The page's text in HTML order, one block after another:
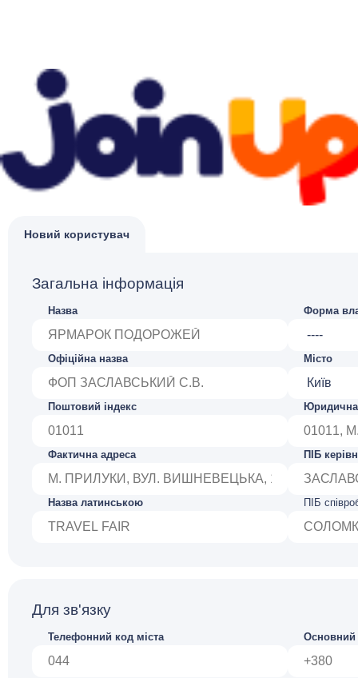
Новий користувач
Загальна інформація
Назва Форма
Офіційна назва Місто
Поштовий індекс
Фактична адреса ПІБ
Назва латинською ПІБ
Для зв'язку
Телефонний код міста Основний